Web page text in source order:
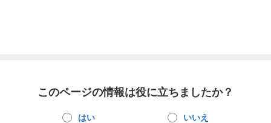
このページの情報は役に立ちましたか？
はい いいえ